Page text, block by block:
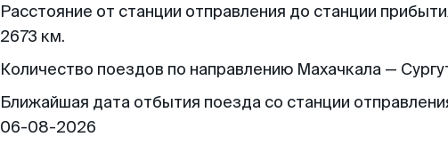
Расстояние от станции отправления до станции
2673 км.
Количество поездов по направлению Махачкала —
Ближайшая дата отбытия поезда со станции
06-08-2026